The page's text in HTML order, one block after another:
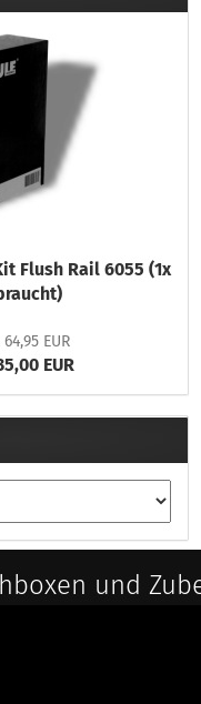
Flush Rail 6055 (1x
EUR
EUR
und